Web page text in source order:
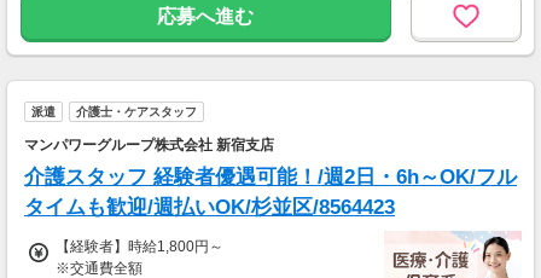
応募へ進む
派遣 介護士・ケアスタッフ
マンパワーグループ株式会社 新宿支店
介護スタッフ 経験者優遇可能！/週2日・6h～OK/フル
タイムも歓迎/週払いOK/杉並区/8564423
【経験者】時給1,800円～
※交通費全額